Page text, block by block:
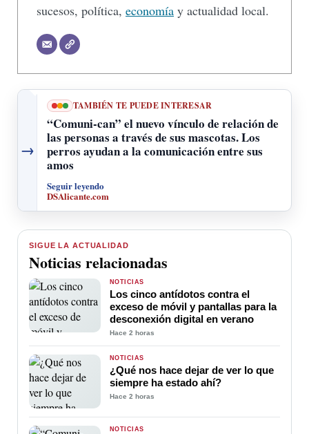
sucesos, política, economía y actualidad local.
→
TAMBIÉN TE PUEDE INTERESAR
“Comuni-can” el nuevo vínculo de relación de
las personas a través de sus mascotas. Los
perros ayudan a la comunicación entre sus
amos
Seguir leyendo
DSAlicante.com
SIGUE LA ACTUALIDAD
Noticias relacionadas
NOTICIAS
Los cinco antídotos contra el
exceso de móvil y pantallas para la
desconexión digital en verano
Hace 2 horas
NOTICIAS
¿Qué nos hace dejar de ver lo que
siempre ha estado ahí?
Hace 2 horas
NOTICIAS